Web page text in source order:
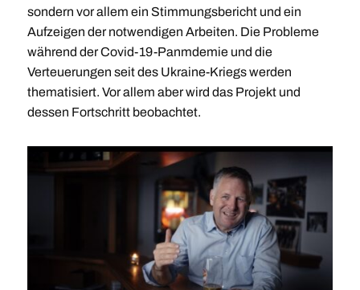
sondern vor allem ein Stimmungsbericht und ein
Aufzeigen der notwendigen Arbeiten. Die Probleme
während der Covid-19-Panmdemie und die
Verteuerungen seit des Ukraine-Kriegs werden
thematisiert. Vor allem aber wird das Projekt und
dessen Fortschritt beobachtet.